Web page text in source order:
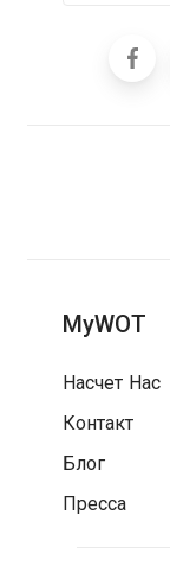
MyWOT
Насчет Нас
Контакт
Блог
Пресса